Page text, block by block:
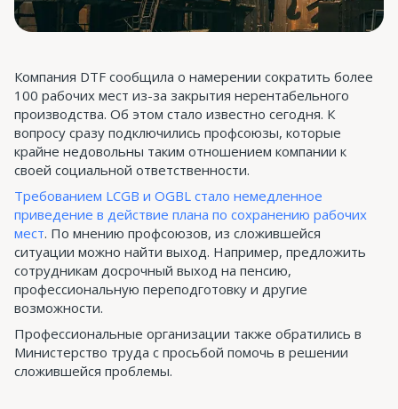
Компания DTF сообщила о намерении сократить более
100 рабочих мест из-за закрытия нерентабельного
производства. Об этом стало известно сегодня. К
вопросу сразу подключились профсоюзы, которые
крайне недовольны таким отношением компании к
своей социальной ответственности.
Требованием LCGB и OGBL стало немедленное
приведение в действие плана по сохранению рабочих
мест. По мнению профсоюзов, из сложившейся
ситуации можно найти выход. Например, предложить
сотрудникам досрочный выход на пенсию,
профессиональную переподготовку и другие
возможности.
Профессиональные организации также обратились в
Министерство труда с просьбой помочь в решении
сложившейся проблемы.